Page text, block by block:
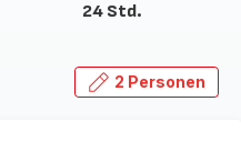
24 Std.
2 Personen